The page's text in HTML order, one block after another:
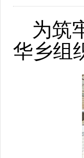
为筑
华乡组